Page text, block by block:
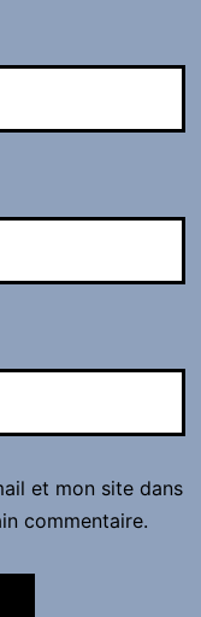
et mon site dans
commentaire.